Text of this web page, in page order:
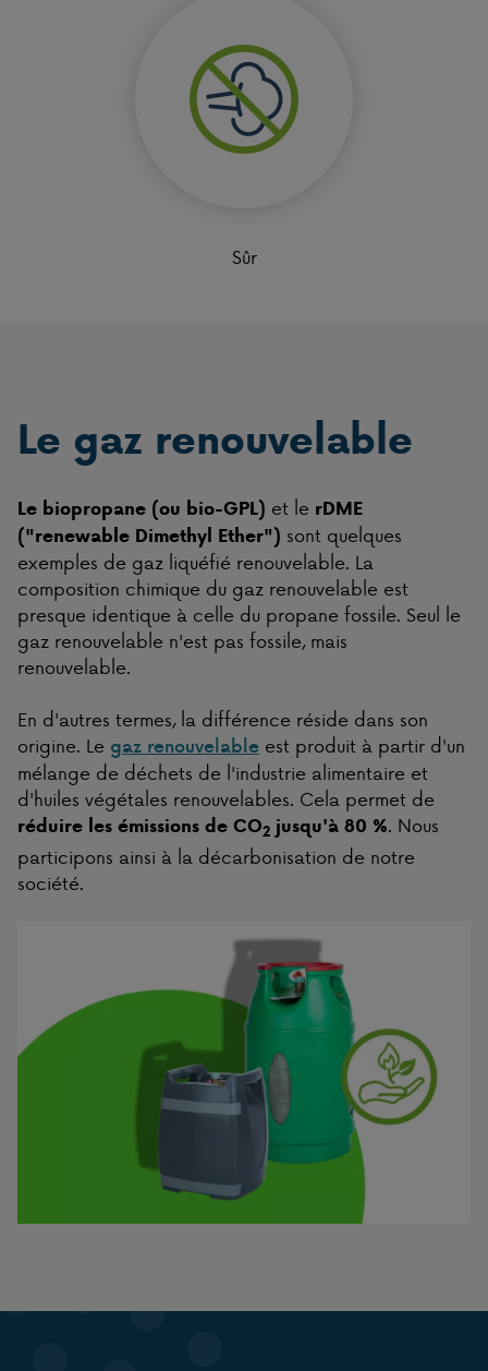
Sûr
Le gaz renouvelable
Le biopropane (ou bio-GPL) et le rDME
("renewable Dimethyl Ether") sont quelques
exemples de gaz liquéfié renouvelable. La
composition chimique du gaz renouvelable est
presque identique à celle du propane fossile. Seul le
gaz renouvelable n'est pas fossile, mais
renouvelable.
En d'autres termes, la différence réside dans son
origine. Le gaz renouvelable est produit à partir d'un
mélange de déchets de l'industrie alimentaire et
d'huiles végétales renouvelables. Cela permet de
réduire les émissions de CO2 jusqu'à 80 %. Nous
participons ainsi à la décarbonisation de notre
société.